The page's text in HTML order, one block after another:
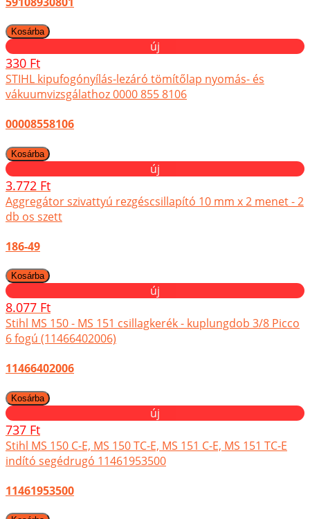
új
330 Ft
STIHL kipufogónyílás-lezáró tömítőlap nyomás- és
vákuumvizsgálathoz 0000 855 8106
00008558106
új
3.772 Ft
Aggregátor szivattyú rezgéscsillapító 10 mm x 2 menet - 2
db os szett
186-49
új
8.077 Ft
Stihl MS 150 - MS 151 csillagkerék - kuplungdob 3/8 Picco
6 fogú (11466402006)
11466402006
új
737 Ft
Stihl MS 150 C-E, MS 150 TC-E, MS 151 C-E, MS 151 TC-E
indító segédrugó 11461953500
11461953500